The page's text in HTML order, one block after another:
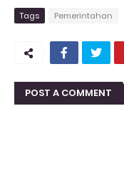
Tags Pemerintahan
POST A COMMENT